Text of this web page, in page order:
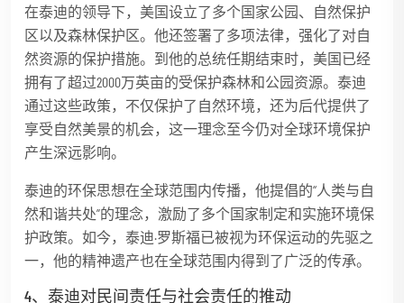
在泰迪的领导下，美国设立了多个国家公园、自然保护
区以及森林保护区。他还签署了多项法律，强化了对自
然资源的保护措施。到他的总统任期结束时，美国已经
拥有了超过2000万英亩的受保护森林和公园资源。泰迪
通过这些政策，不仅保护了自然环境，还为后代提供了
享受自然美景的机会，这一理念至今仍对全球环境保护
产生深远影响。
泰迪的环保思想在全球范围内传播，他提倡的“人类与自
然和谐共处”的理念，激励了多个国家制定和实施环境保
护政策。如今，泰迪·罗斯福已被视为环保运动的先驱之
一，他的精神遗产也在全球范围内得到了广泛的传承。
4、泰迪对民间责任与社会责任的推动